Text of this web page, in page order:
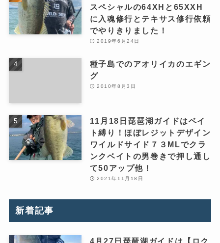
スペシャルの64XHと65XXH
に入魂修行とテキサス修行依頼
でやりきりました！
2019年6月24日
種子島でのアオリイカのエギン
グ
2010年8月3日
11月18日琵琶湖ガイドはベイ
ト縛り！ほぼレジットデザイン
ワイルドサイド７３MLでクラ
ンクベイトの男巻きで押し通し
て50アップ他！
2021年11月18日
新着記事
4月27日琵琶湖ガイドは【ロク